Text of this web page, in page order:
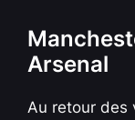
Arsenal
Au retour des